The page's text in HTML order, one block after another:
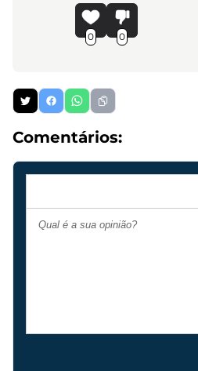
0 0
Comentários: